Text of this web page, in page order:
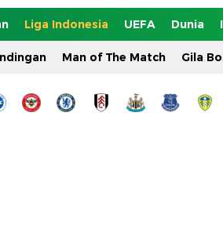
Liga Indonesia UEFA Dunia
Man of The Match Gila